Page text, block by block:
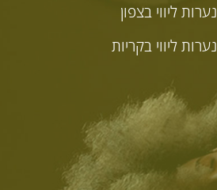
נערות ליווי בצפון
נערות ליווי בקריות